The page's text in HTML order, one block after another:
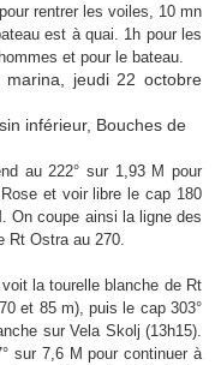
rentrer les voiles, 10 mn
est à quai. 1h pour les
et pour le bateau.
au 222° sur 1,93 M pour
et voir libre le cap 180
On coupe ainsi la ligne des
Rt Ostra au 270.
la tourelle blanche de Rt
et 85 m), puis le cap 303°
sur Vela Skolj (13h15).
sur 7,6 M pour continuer à